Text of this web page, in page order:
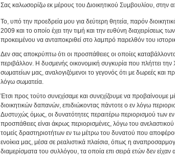
Σας καλωσορίζω εκ μέρους του Διοικητικού Συμβουλίου, στην
Το, υπό την προεδρεία μου για δεύτερη θητεία, παρόν
2009 και το οποίο έχει την τιμή και την ευθύνη διαχειρίσεως
προκειμένου να ανταποκριθεί στο λαμπρό παρελθόν του
Δεν σας αποκρύπτω ότι οι προσπάθειες οι οποίες
περιβάλλον. Η δυσμενής οικονομική συγκυρία που πλήττει
σωματείων μας, αναλογιζόμενοι το γεγονός ότι με δωρεές και
λόγω σωματεία.
Έτσι προς τούτο συνεχίσαμε και συνεχίζουμε να προβαίνουμε
διοικητικών δαπανών, επιδιώκοντας πάντοτε ο εν λόγω
Δυστυχώς όμως, οι δυνατότητες περαιτέρω περιορισμού των
προσπάθειες είναι άκρως περιορισμένες, λόγω του
τομείς δραστηριοτήτων εν τω μέτρω του δυνατού που
ενοίκια μας, μέσα σε ρεαλιστικά πλαίσια, όπως η
διαμερίσματα του συλλόγου, τα οποία επι σειρά ετών δεν